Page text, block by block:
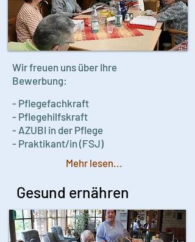
Wir freuen uns über Ihre
Bewerbung:
- Pflegefachkraft
- Pflegehilfskraft
- AZUBI in der Pflege
- Praktikant/in (FSJ)
Mehr lesen...
Gesund ernähren